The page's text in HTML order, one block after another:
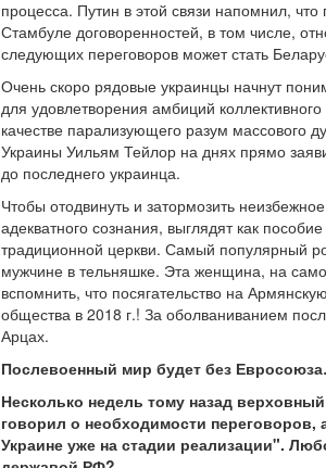
процесса. Путин в этой связи напомнил,
Стамбуле договоренностей, в том числе,
следующих переговоров может стать
Очень скоро рядовые украинцы начнут
для удовлетворения амбиций
качестве парализующего разум массового
Украины Уильям Тейлор на днях прямо
до последнего украинца.
Чтобы отодвинуть и затормозить
адекватного сознания, выглядят как
традиционной церкви. Самый популярный
мужчине в тельняшке. Эта женщина, на
вспомнить, что посягательство на
общества в 2018 г.! За оболваниванием
Арцах.
Послевоенный мир будет без
Несколько недель тому назад
говорил о необходимости
Украине уже на стадии реализации".